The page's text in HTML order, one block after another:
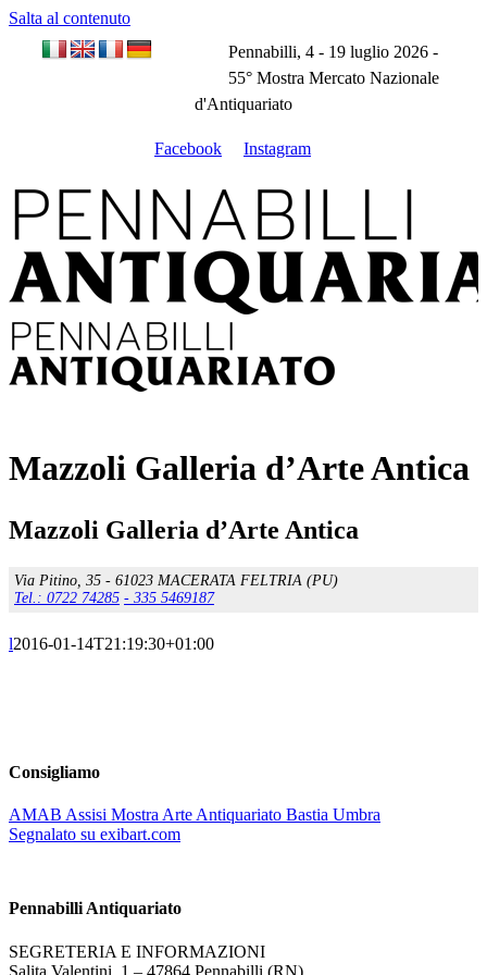
Salta al contenuto
Pennabilli, 4 - 19 luglio 2026 -
55° Mostra Mercato Nazionale
d'Antiquariato
Facebook Instagram
Mazzoli Galleria d’Arte Antica
Mazzoli Galleria d’Arte Antica
Via Pitino, 35 - 61023 MACERATA FELTRIA (PU)
Tel.: 0722 74285 - 335 5469187
l2016-01-14T21:19:30+01:00
Consigliamo
AMAB Assisi Mostra Arte Antiquariato Bastia Umbra
Segnalato su exibart.com
Pennabilli Antiquariato
SEGRETERIA E INFORMAZIONI
Salita Valentini, 1 – 47864 Pennabilli (RN)